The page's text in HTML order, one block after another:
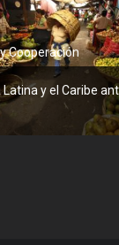
Cooperación
y el Caribe